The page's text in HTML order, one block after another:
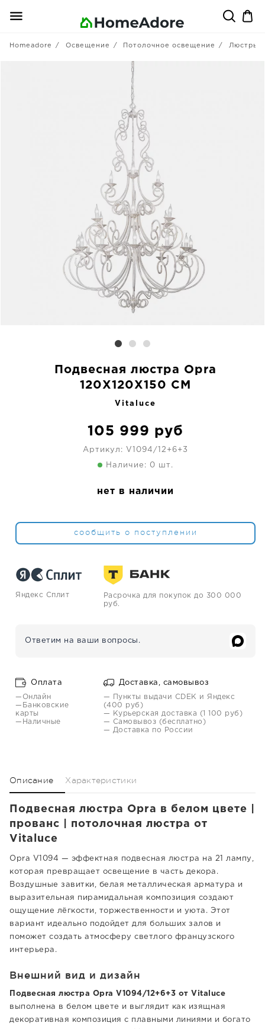
Homeadore Освещение Потолочное освещение Люстры
Подвесная люстра Opra
120X120X150 CM
Vitaluce
105 999 руб
Артикул: V1094/12+6+3
Наличие: 0 шт.
нет в наличии
сообщить о поступлении
Яндекс Сплит
Расрочка для покупок до 300 000
руб.
Ответим на ваши вопросы.
Оплата
—Онлайн
—Банковские
карты
—Наличные
Доставка, самовывоз
— Пункты выдачи CDEK и Яндекс
(400 руб)
— Курьерская доставка (1 100 руб)
— Самовывоз (бесплатно)
— Доставка по России
Описание Характеристики
Подвесная люстра Opra в белом цвете |
прованс | потолочная люстра от
Vitaluce
Opra V1094 — эффектная подвесная люстра на 21 лампу,
которая превращает освещение в часть декора.
Воздушные завитки, белая металлическая арматура и
выразительная пирамидальная композиция создают
ощущение лёгкости, торжественности и уюта. Этот
вариант идеально подойдет для больших залов и
поможет создать атмосферу светлого французского
интерьера.
Внешний вид и дизайн
Подвесная люстра Opra V1094/12+6+3 от Vitaluce
выполнена в белом цвете и выглядит как изящная
декоративная композиция с плавными линиями и богато